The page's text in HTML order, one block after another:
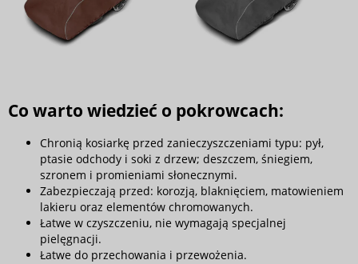
Co warto wiedzieć o pokrowcach:
Chronią kosiarkę przed zanieczyszczeniami typu: pył,
ptasie odchody i soki z drzew; deszczem, śniegiem,
szronem i promieniami słonecznymi.
Zabezpieczają przed: korozją, blaknięciem, matowieniem
lakieru oraz elementów chromowanych.
Łatwe w czyszczeniu, nie wymagają specjalnej
pielęgnacji.
Łatwe do przechowania i przewożenia.